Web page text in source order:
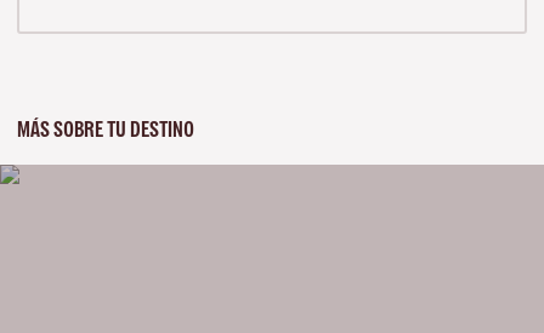
MÁS SOBRE TU DESTINO